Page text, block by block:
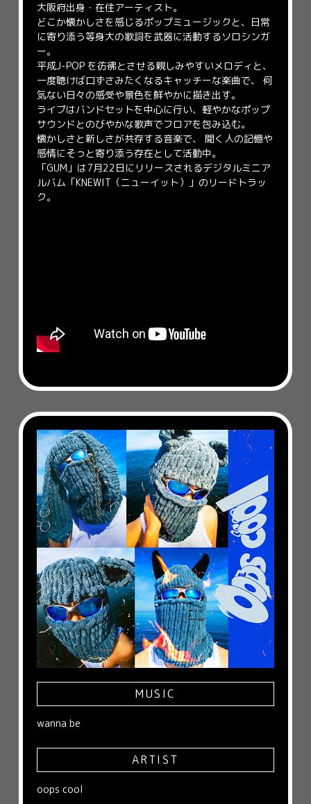
大阪府出身・在住アーティスト。
どこか懐かしさを感じるポップミュージックと、日常
に寄り添う等身大の歌詞を武器に活動するソロシンガ
ー。
平成J-POP を彷彿とさせる親しみやすいメロディと、
一度聴けば口ずさみたくなるキャッチーな楽曲で、
何
気ない日々の感受や景色を鮮やかに描き出す。
ライブはバンドセットを中心に行い、軽やかなポップ
サウンドとのびやかな歌声でフロアを包み込む。
懐かしさと新しさが共存する音楽で、
聞く人の記憶や
感情にそっと寄り添う存在として活動中。
「GUM」は7月22日にリリースされるデジタルミニア
ルバム「KNEWIT（ニューイット）」のリードトラッ
ク。
MUSIC
wanna be
ARTIST
oops cool